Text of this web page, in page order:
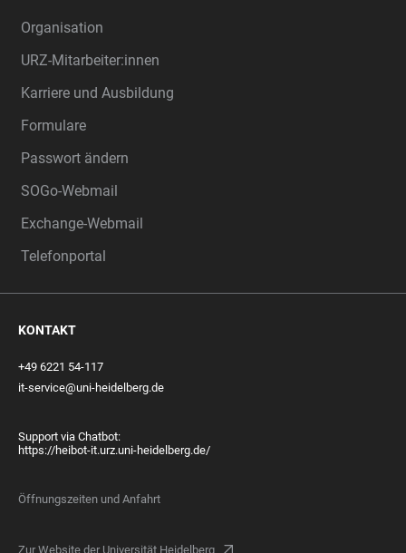
Organisation
URZ-Mitarbeiter:innen
Karriere und Ausbildung
Formulare
Passwort ändern
SOGo-Webmail
Exchange-Webmail
Telefonportal
KONTAKT
+49 6221 54-117
it-service@uni-heidelberg.de
Support via Chatbot:
https://heibot-it.urz.uni-heidelberg.de/
Öffnungszeiten und Anfahrt
Zur Website der Universität Heidelberg